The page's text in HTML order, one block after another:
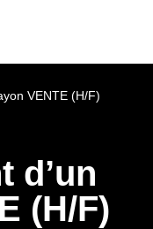
VENTE (H/F)
d’un
(H/F)